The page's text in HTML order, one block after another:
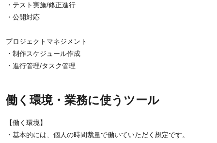
・テスト実施/修正進行
・公開対応
プロジェクトマネジメント
・制作スケジュール作成
・進行管理/タスク管理
働く環境・業務に使うツール
【働く環境】
・基本的には、個人の時間裁量で働いていただく想定です。